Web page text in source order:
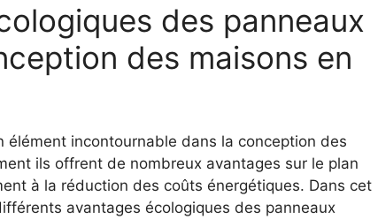
des ‌panneaux
des maisons en
⁤élément‌ incontournable dans la conception des
ils offrent de⁤ nombreux⁣ avantages sur le plan
à la réduction ​des ​coûts énergétiques. Dans cet
avantages ⁢écologiques des⁢ panneaux